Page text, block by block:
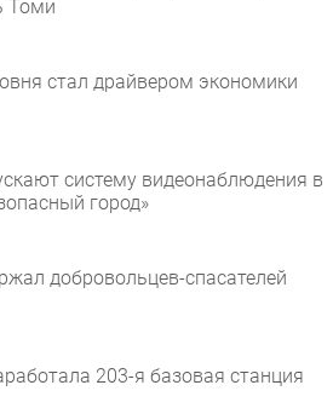
Томи
стал драйвером экономики
систему видеонаблюдения в
город»
добровольцев-спасателей
203-я базовая станция